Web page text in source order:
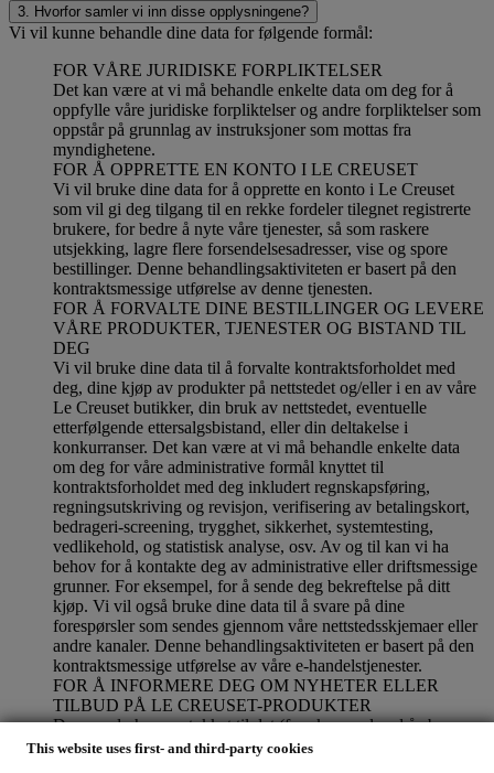
This website uses first- and third-party cookies
3. Hvorfor samler vi inn disse opplysningene?
Vi vil kunne behandle dine data for følgende formål:
FOR VÅRE JURIDISKE FORPLIKTELSER
Det kan være at vi må behandle enkelte data om deg for å
oppfylle våre juridiske forpliktelser og andre forpliktelser som
oppstår på grunnlag av instruksjoner som mottas fra
myndighetene.
FOR Å OPPRETTE EN KONTO I LE CREUSET
Vi vil bruke dine data for å opprette en konto i Le Creuset
som vil gi deg tilgang til en rekke fordeler tilegnet registrerte
brukere, for bedre å nyte våre tjenester, så som raskere
utsjekking, lagre flere forsendelsesadresser, vise og spore
bestillinger. Denne behandlingsaktiviteten er basert på den
kontraktsmessige utførelse av denne tjenesten.
FOR Å FORVALTE DINE BESTILLINGER OG LEVERE
VÅRE PRODUKTER, TJENESTER OG BISTAND TIL
DEG
Vi vil bruke dine data til å forvalte kontraktsforholdet med
deg, dine kjøp av produkter på nettstedet og/eller i en av våre
Le Creuset butikker, din bruk av nettstedet, eventuelle
etterfølgende ettersalgsbistand, eller din deltakelse i
konkurranser. Det kan være at vi må behandle enkelte data
om deg for våre administrative formål knyttet til
kontraktsforholdet med deg inkludert regnskapsføring,
regningsutskriving og revisjon, verifisering av betalingskort,
bedrageri-screening, trygghet, sikkerhet, systemtesting,
vedlikehold, og statistisk analyse, osv. Av og til kan vi ha
behov for å kontakte deg av administrative eller driftsmessige
grunner. For eksempel, for å sende deg bekreftelse på ditt
kjøp. Vi vil også bruke dine data til å svare på dine
forespørsler som sendes gjennom våre nettstedsskjemaer eller
andre kanaler. Denne behandlingsaktiviteten er basert på den
kontraktsmessige utførelse av våre e-handelstjenester.
FOR Å INFORMERE DEG OM NYHETER ELLER
TILBUD PÅ LE CREUSET-PRODUKTER
Dersom du har samtykket til det (for eksempel ved å abonnere
på nyhetsbrevet vårt når du oppretter en konto på nettstedet),